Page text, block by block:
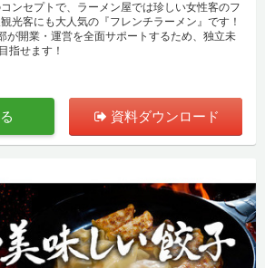
コンセプトで、ラーメン屋では珍しい女性客のフ
光客にも大人気の『フレンチラーメン』です！
が開業・運営を全面サポートするため、独立未
指せます！
資料ダウンロード